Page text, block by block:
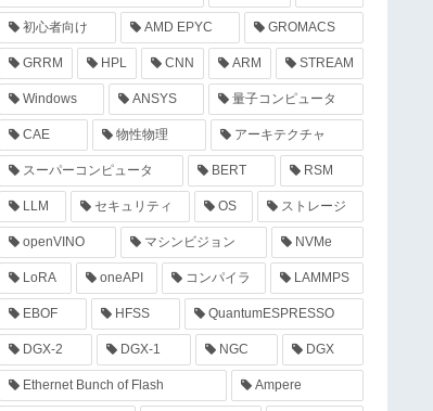
初心者向け AMD EPYC GROMACS
GRRM HPL CNN ARM STREAM
Windows ANSYS 量子コンピュータ
CAE 物性物理 アーキテクチャ
スーパーコンピュータ BERT RSM
LLM セキュリティ OS ストレージ
openVINO マシンビジョン NVMe
LoRA oneAPI コンパイラ LAMMPS
EBOF HFSS QuantumESPRESSO
DGX-2 DGX-1 NGC DGX
Ethernet Bunch of Flash Ampere